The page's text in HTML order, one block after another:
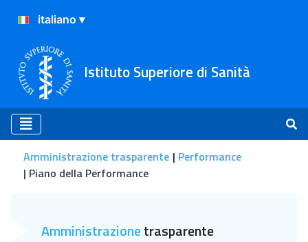
Istituto Superiore di Sanità
Amministrazione trasparente Performance
Piano della Performance
Amministrazionetrasparente